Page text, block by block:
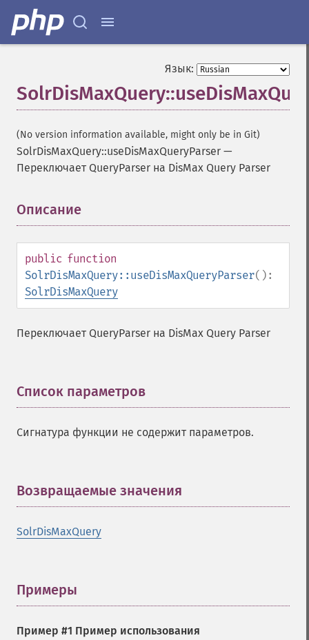
Язык:
(No version information available, might only be in Git)
SolrDisMaxQuery::useDisMaxQueryParser —
Переключает QueryParser на DisMax Query Parser
Описание
public function
SolrDisMaxQuery::useDisMaxQueryParser():
SolrDisMaxQuery
Переключает QueryParser на DisMax Query Parser
Список параметров
Сигнатура функции не содержит параметров.
Возвращаемые значения
SolrDisMaxQuery
Примеры
Пример #1 Пример использования